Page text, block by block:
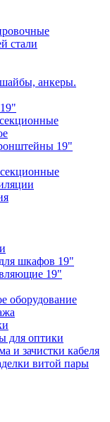
стали
анкеры.
19"
шкафов 19"
19"
оборудование
для оптики
и зачистки кабеля
витой пары